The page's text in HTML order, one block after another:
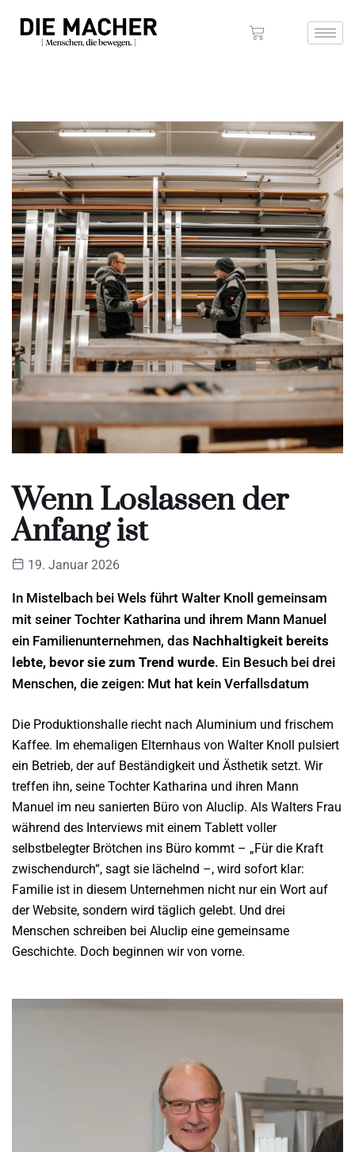
Wenn Loslassen der
Anfang ist
19. Januar 2026
In Mistelbach bei Wels führt Walter Knoll gemeinsam
mit seiner Tochter Katharina und ihrem Mann Manuel
ein Familienunternehmen, das Nachhaltigkeit bereits
lebte, bevor sie zum Trend wurde. Ein Besuch bei drei
Menschen, die zeigen: Mut hat kein Verfallsdatum
Die Produktionshalle riecht nach Aluminium und frischem
Kaffee. Im ehemaligen Elternhaus von Walter Knoll pulsiert
ein Betrieb, der auf Beständigkeit und Ästhetik setzt. Wir
treffen ihn, seine Tochter Katharina und ihren Mann
Manuel im neu sanierten Büro von Aluclip. Als Walters Frau
während des Interviews mit einem Tablett voller
selbstbelegter Brötchen ins Büro kommt – „Für die Kraft
zwischendurch“, sagt sie lächelnd –, wird sofort klar:
Familie ist in diesem Unternehmen nicht nur ein Wort auf
der Website, sondern wird täglich gelebt. Und drei
Menschen schreiben bei Aluclip eine gemeinsame
Geschichte. Doch beginnen wir von vorne.